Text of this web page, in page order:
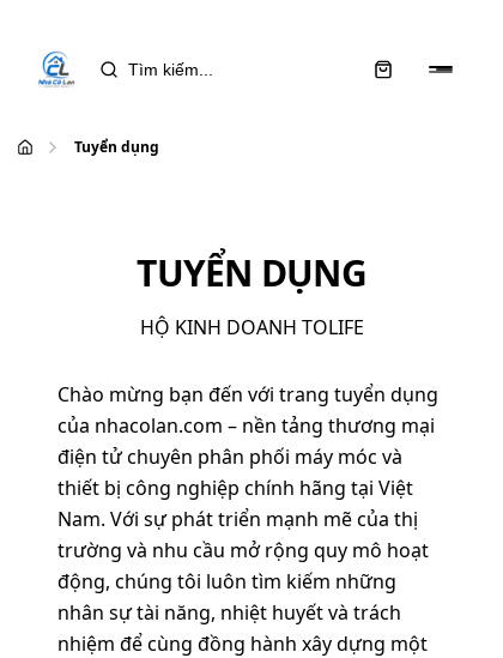
Tuyển dụng
TUYỂN DỤNG
HỘ KINH DOANH TOLIFE
Chào mừng bạn đến với trang tuyển dụng
của nhacolan.com – nền tảng thương mại
điện tử chuyên phân phối máy móc và
thiết bị công nghiệp chính hãng tại Việt
Nam. Với sự phát triển mạnh mẽ của thị
trường và nhu cầu mở rộng quy mô hoạt
động, chúng tôi luôn tìm kiếm những
nhân sự tài năng, nhiệt huyết và trách
nhiệm để cùng đồng hành xây dựng một